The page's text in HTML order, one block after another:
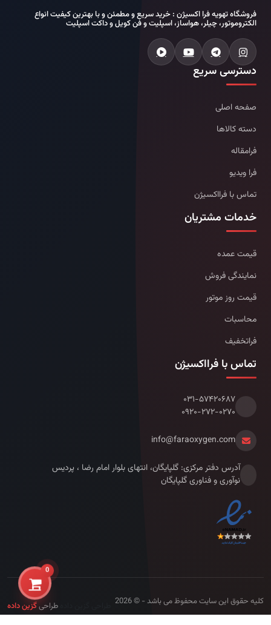
فروشگاه تهویه فرا اکسیژن : خرید سریع و مطمئن و با بهترین کیفیت انواع
الکتروموتور، چیلر، هواساز، اسپلیت و فن کویل و داکت اسپلیت
دسترسی سریع
صفحه اصلی
دسته کالاها
فرامقاله
فرا ویدیو
تماس با فرااکسیژن
خدمات مشتریان
قیمت عمده
نمایندگی فروش
قیمت روز موتور
محاسبات
فراتخفیف
تماس با فرااکسیژن
۰۳۱-۵۷۴۲۰۶۸۷
۰۹۲۰-۲۷۲-۰۲۷۰
info@faraoxygen.com
آدرس دفتر مرکزی: گلپایگان، انتهای بلوار امام رضا ، پردیس
نوآوری و فناوری گلپایگان
کلیه حقوق این سایت محفوظ می باشد - © 2026 طراحیگزین داده
0